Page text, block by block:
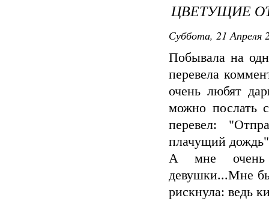
ЦВЕТУЩИЕ
Суббота, 21 Апреля
Побывала на
перевела
очень любят
можно послать
перевел:
плачущий
А мне очень
девушки...Мне бы
рискнула: ведь